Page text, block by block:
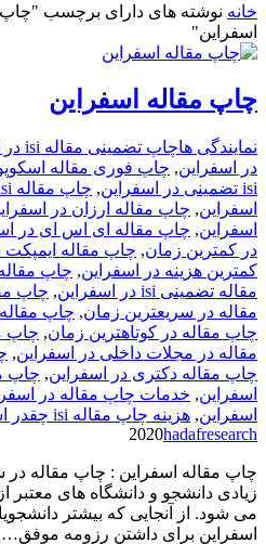
خانه نوشته های دارای برچسب "چاپ
اسفراین"
چاپ مقاله اسفراین
نمایندگی هاچاپ تضمینی مقاله isi در اسفراین
در اسفراین, چاپ فوری مقاله
isi تضمینی در اسفراین
, چاپ مقاله isi چیست
اسفراین, چاپ مقاله ارزان در
اسفراین, چاپ مقاله ای اس ای در
در کمترین زمان, چاپ مقاله ایمپکت
کمترین هزینه در اسفراین, چاپ
مقاله تضمینی isi در اسفراین
, چاپ
مقاله در سریعترین زمان, چاپ
چاپ مقاله در کوتاهترین زمان, چاپ
مقاله در مجلات داخلی در اسفراین,
چاپ مقاله دکتری در اسفراین, چاپ
اسفراین, خدمات چاپ مقاله در
اسفراین, هزینه چاپ مقاله isi چقدر است
2020hadafresearch
چاپ مقاله اسفراین : چاپ مقاله در
زیادی دانشجو و دانشگاه های
می شود. از آنجایی که بیشتر
اسفراین برای داشتن رزومه موفق…